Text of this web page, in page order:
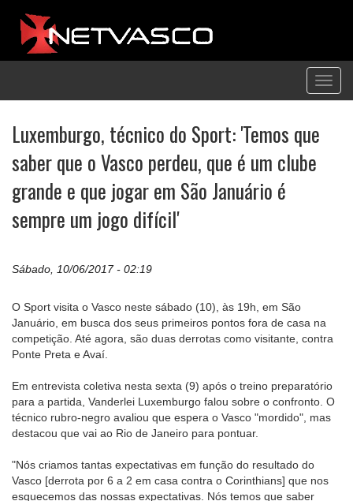
Luxemburgo, técnico do Sport: 'Temos que
saber que o Vasco perdeu, que é um clube
grande e que jogar em São Januário é
sempre um jogo difícil'
Sábado, 10/06/2017 - 02:19
O Sport visita o Vasco neste sábado (10), às 19h, em São
Januário, em busca dos seus primeiros pontos fora de casa na
competição. Até agora, são duas derrotas como visitante, contra
Ponte Preta e Avaí.
Em entrevista coletiva nesta sexta (9) após o treino preparatório
para a partida, Vanderlei Luxemburgo falou sobre o confronto. O
técnico rubro-negro avaliou que espera o Vasco "mordido", mas
destacou que vai ao Rio de Janeiro para pontuar.
"Nós criamos tantas expectativas em função do resultado do
Vasco [derrota por 6 a 2 em casa contra o Corinthians] que nos
esquecemos das nossas expectativas. Nós temos que saber